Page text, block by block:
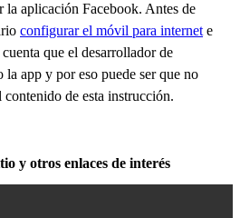
aplicación Facebook. Antes de
configurar el móvil para internet e
que el desarrollador de
app y por eso puede ser que no
de esta instrucción.
y otros enlaces de interés